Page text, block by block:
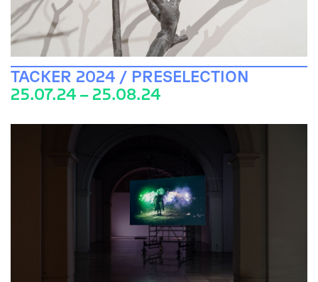
TACKER 2024 / PRESELECTION
25.07.24 – 25.08.24